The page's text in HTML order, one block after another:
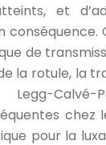
et
de
la rotule, la
chez
pour la